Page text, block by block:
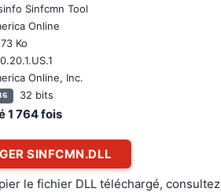
Sinfcmn Tool
Online
Ko
Online, Inc.
32 bits
1 764fois
SINFCMN.DLL
le fichier DLL téléchargé, consultez